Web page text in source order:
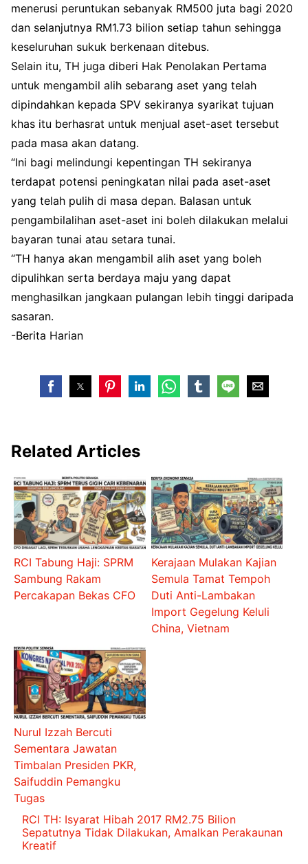
menerusi peruntukan sebanyak RM500 juta bagi 2020
dan selanjutnya RM1.73 bilion setiap tahun sehingga
keseluruhan sukuk berkenaan ditebus.
Selain itu, TH juga diberi Hak Penolakan Pertama
untuk mengambil alih sebarang aset yang telah
dipindahkan kepada SPV sekiranya syarikat tujuan
khas itu berhasrat untuk menjual aset-aset tersebut
pada masa akan datang.
“Ini bagi melindungi kepentingan TH sekiranya
terdapat potensi peningkatan nilai pada aset-aset
yang telah pulih di masa depan. Balasan untuk
pengambilalihan aset-aset ini boleh dilakukan melalui
bayaran tunai atau setara tunai.
“TH hanya akan mengambil alih aset yang boleh
dipulihkan serta berdaya maju yang dapat
menghasilkan jangkaan pulangan lebih tinggi daripada
sasaran.
-Berita Harian
Related Articles
RCI Tabung Haji: SPRM
Sambung Rakam
Percakapan Bekas CFO
Kerajaan Mulakan Kajian
Semula Tamat Tempoh
Duti Anti-Lambakan
Import Gegelung Keluli
China, Vietnam
Nurul Izzah Bercuti
Sementara Jawatan
Timbalan Presiden PKR,
Saifuddin Pemangku
Tugas
RCI TH: Isyarat Hibah 2017 RM2.75 Bilion
Sepatutnya Tidak Dilakukan, Amalkan Perakaunan
Kreatif